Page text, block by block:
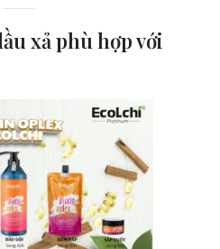
xả phù hợp với